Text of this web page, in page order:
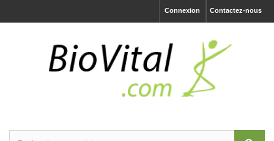
Contactez-nous
Connexion